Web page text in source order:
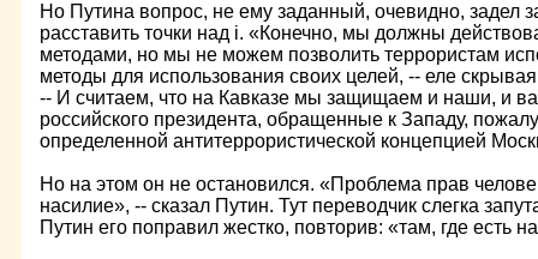
Но Путина вопрос, не ему заданный, очевидно, задел
расставить точки над i. «Конечно, мы должны
методами, но мы не можем позволить террористам
методы для использования своих целей, -- еле
-- И считаем, что на Кавказе мы защищаем и наши, и
российского президента, обращенные к Западу,
определенной антитеррористической концепцией
Но на этом он не остановился. «Проблема прав
насилие», -- сказал Путин. Тут переводчик слегка
Путин его поправил жестко, повторив: «там, где есть